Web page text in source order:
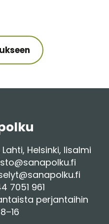
Lahti, Helsinki, Iisalmi
7051 961
perjantaihin